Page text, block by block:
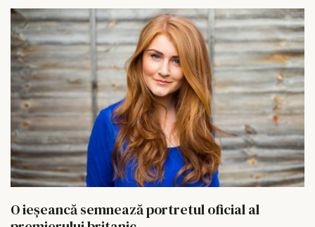
O ieșeancă semnează portretul oficial al